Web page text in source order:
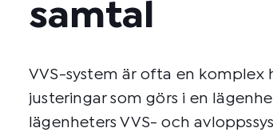
samtal
VVS-system är ofta en komplex
justeringar som görs i en
lägenheters VVS- och